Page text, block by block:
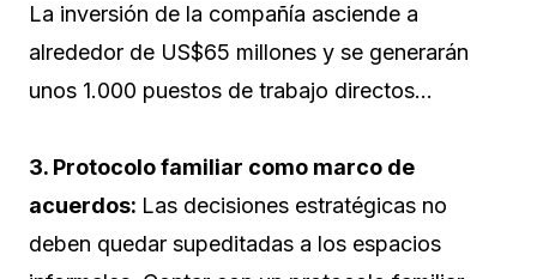
La inversión de la compañía asciende a
alrededor de US$65 millones y se generarán
unos 1.000 puestos de trabajo directos…
3. Protocolo familiar como marco de
acuerdos: Las decisiones estratégicas no
deben quedar supeditadas a los espacios